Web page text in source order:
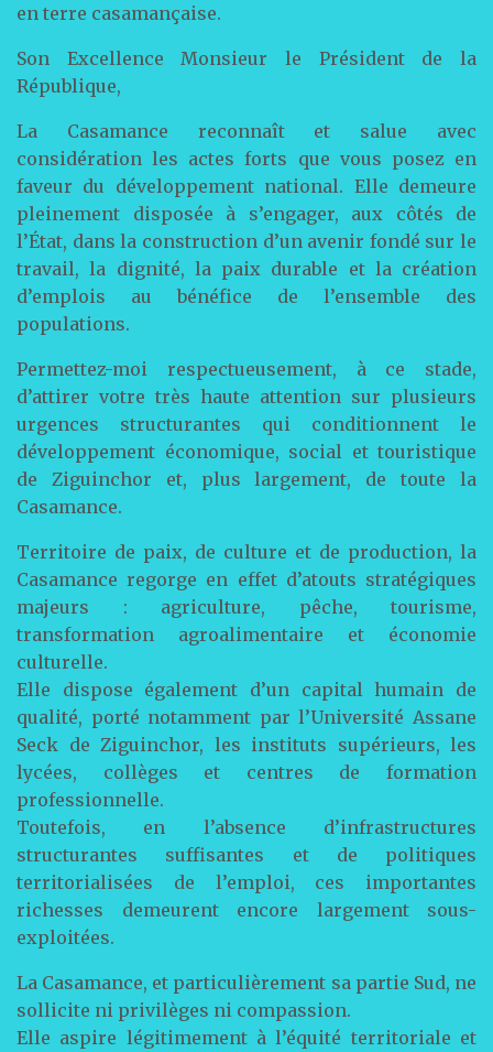
en terre casamançaise.
Son Excellence Monsieur le Président de la
République,
La Casamance reconnaît et salue avec
considération les actes forts que vous posez en
faveur du développement national. Elle demeure
pleinement disposée à s’engager, aux côtés de
l’État, dans la construction d’un avenir fondé sur le
travail, la dignité, la paix durable et la création
d’emplois au bénéfice de l’ensemble des
populations.
Permettez-moi respectueusement, à ce stade,
d’attirer votre très haute attention sur plusieurs
urgences structurantes qui conditionnent le
développement économique, social et touristique
de Ziguinchor et, plus largement, de toute la
Casamance.
Territoire de paix, de culture et de production, la
Casamance regorge en effet d’atouts stratégiques
majeurs : agriculture, pêche, tourisme,
transformation agroalimentaire et économie
culturelle.
Elle dispose également d’un capital humain de
qualité, porté notamment par l’Université Assane
Seck de Ziguinchor, les instituts supérieurs, les
lycées, collèges et centres de formation
professionnelle.
Toutefois, en l’absence d’infrastructures
structurantes suffisantes et de politiques
territorialisées de l’emploi, ces importantes
richesses demeurent encore largement sous-
exploitées.
La Casamance, et particulièrement sa partie Sud, ne
sollicite ni privilèges ni compassion.
Elle aspire légitimement à l’équité territoriale et